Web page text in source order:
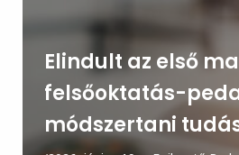
Elindult az első
felsőoktatás-
módszertani